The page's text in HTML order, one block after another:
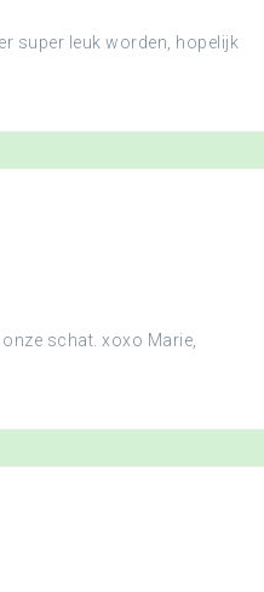
super leuk worden, hopelijk
schat. xoxo Marie,